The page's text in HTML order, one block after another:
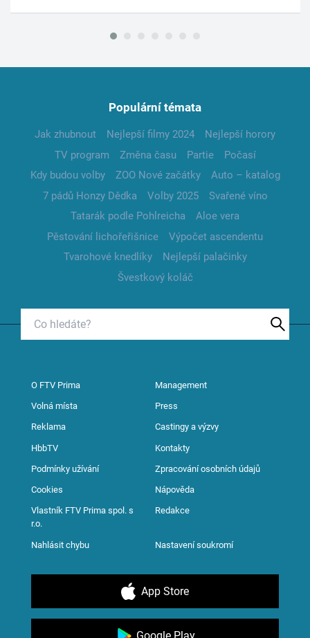
Populární témata
Jak zhubnout Nejlepší filmy 2024
Nejlepší horory
TV program
Změna času Partie
Počasí
Kdy budou volby
ZOO Nové začátky
Auto – katalog
7 pádů Honzy Dědka
Volby 2025
Svařené víno
Tatarák podle Pohlreicha
Aloe vera
Pěstování lichořeřišnice
Výpočet ascendentu
Tvarohové knedlíky
Nejlepší palačinky
Švestkový koláč
O FTV Prima Management
Volná místa Press
Reklama Castingy a výzvy
HbbTV Kontakty
Podmínky užívání Zpracování osobních údajů
Cookies Nápověda
Vlastník FTV Prima spol. s
r.o.
Redakce
Nahlásit chybu Nastavení soukromí
App Store